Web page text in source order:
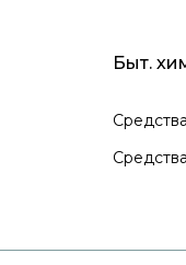
Быт.